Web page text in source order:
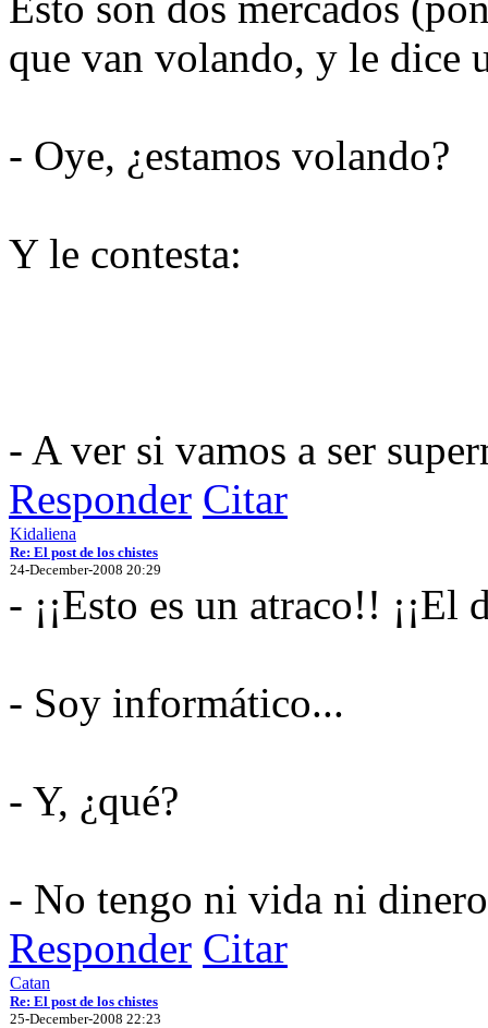
que van volando, y le dice
- Oye, ¿estamos volando?
Y le contesta:
- A ver si vamos a ser
Responder Citar
Kidaliena
Re: El post de los chistes
24-December-2008 20:29
- ¡¡Esto es un atraco!!
- Soy informático...
- Y, ¿qué?
- No tengo ni vida ni dinero
Responder Citar
Catan
Re: El post de los chistes
25-December-2008 22:23